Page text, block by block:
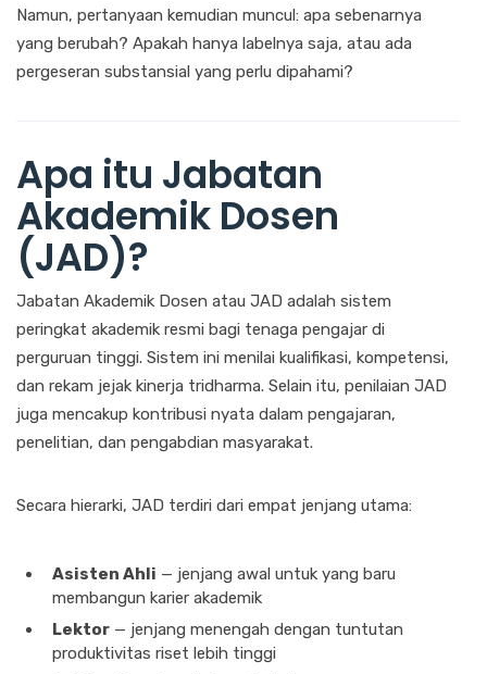
Namun, pertanyaan kemudian muncul: apa sebenarnya
yang berubah? Apakah hanya labelnya saja, atau ada
pergeseran substansial yang perlu dipahami?
Apa itu Jabatan
Akademik Dosen
(JAD)?
Jabatan Akademik Dosen atau JAD adalah sistem
peringkat akademik resmi bagi tenaga pengajar di
perguruan tinggi. Sistem ini menilai kualifikasi, kompetensi,
dan rekam jejak kinerja tridharma. Selain itu, penilaian JAD
juga mencakup kontribusi nyata dalam pengajaran,
penelitian, dan pengabdian masyarakat.
Secara hierarki, JAD terdiri dari empat jenjang utama:
Asisten Ahli — jenjang awal untuk yang baru
membangun karier akademik
Lektor — jenjang menengah dengan tuntutan
produktivitas riset lebih tinggi